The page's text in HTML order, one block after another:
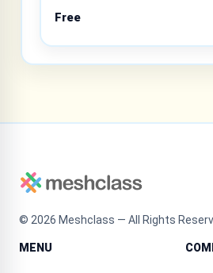
Free
© 2026 Meshclass — All Rights
MENU